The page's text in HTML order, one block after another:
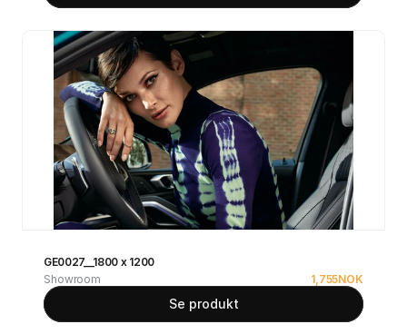
GE0027__1800 x 1200
Showroom
1,755NOK
Se produkt